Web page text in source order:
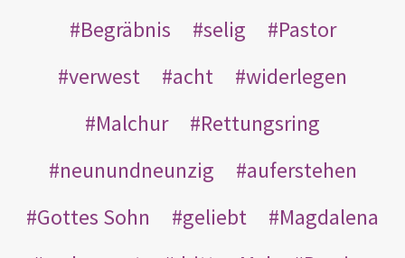
Begräbnis
selig
Pastor
verwest
acht
widerlegen
Malchur
Rettungsring
neunundneunzig
auferstehen
Gottes Sohn
geliebt
Magdalena